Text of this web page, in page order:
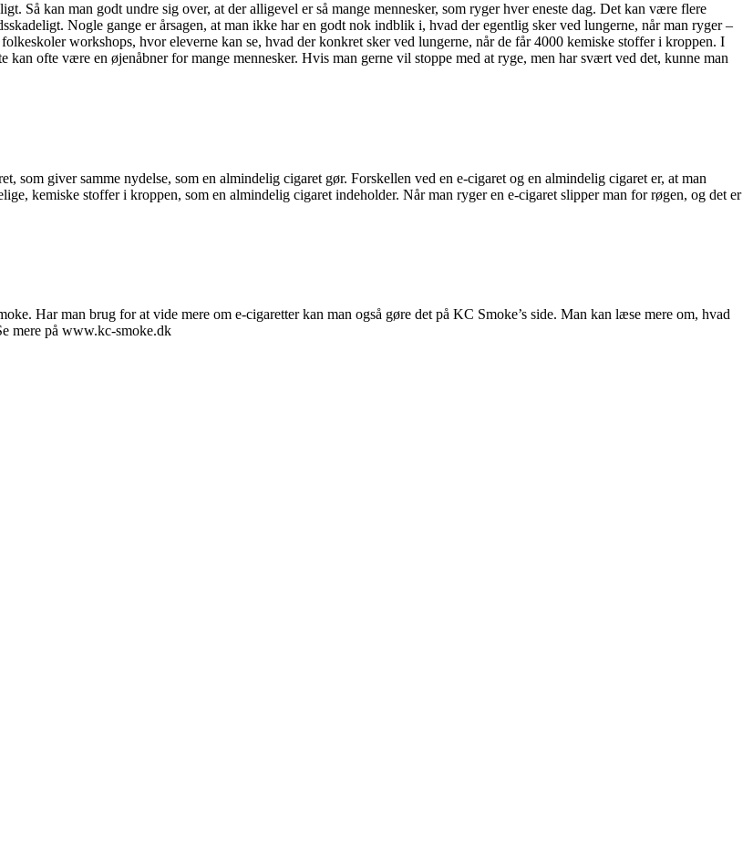
Så kan man godt undre sig over, at der alligevel er så mange mennesker, som ryger hver eneste dag. Det kan være flere
Nogle gange er årsagen, at man ikke har en godt nok indblik i, hvad der egentlig sker ved lungerne, når man ryger –
workshops, hvor eleverne kan se, hvad der konkret sker ved lungerne, når de får 4000 kemiske stoffer i kroppen. I
ofte være en øjenåbner for mange mennesker. Hvis man gerne vil stoppe med at ryge, men har svært ved det, kunne man
som giver samme nydelse, som en almindelig cigaret gør. Forskellen ved en e-cigaret og en almindelig cigaret er, at man
kemiske stoffer i kroppen, som en almindelig cigaret indeholder. Når man ryger en e-cigaret slipper man for røgen, og det er
Har man brug for at vide mere om e-cigaretter kan man også gøre det på KC Smoke’s side. Man kan læse mere om, hvad
mere på www.kc-smoke.dk